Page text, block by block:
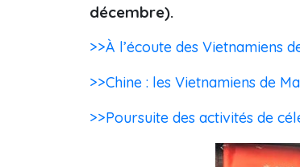
décembre).
>>À l’écoute des Vietnamiens
>>Chine : les Vietnamiens de
>>Poursuite des activités de